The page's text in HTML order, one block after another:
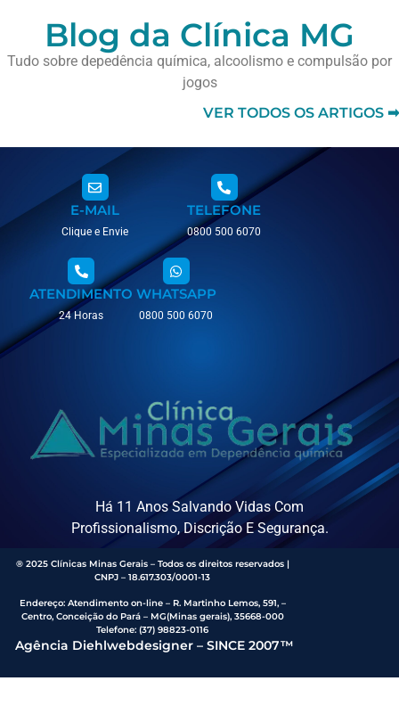
Blog da Clínica MG
Tudo sobre depedência química, alcoolismo e compulsão por
jogos
VER TODOS OS ARTIGOS ➡
E-MAIL
Clique e Envie
TELEFONE
0800 500 6070
ATENDIMENTO
24 Horas
WHATSAPP
0800 500 6070
Há 11 Anos Salvando Vidas Com
Profissionalismo, Discrição E Segurança.
® 2025 Clínicas Minas Gerais – Todos os direitos reservados |
CNPJ – 18.617.303/0001-13
Endereço: Atendimento on-line – R. Martinho Lemos, 591, –
Centro, Conceição do Pará – MG(Minas gerais), 35668-000
Telefone:(37) 98823-0116
Agência Diehlwebdesigner – SINCE 2007™